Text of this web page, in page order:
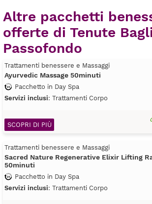
Altre pacchetti
offerte di Tenute
Passofondo
Trattamenti benessere e Massaggi
Ayurvedic Massage 50minuti
Pacchetto in Day Spa
Servizi inclusi: Trattamenti Corpo
SCOPRI DI PIÙ
Trattamenti benessere e Massaggi
Sacred Nature Regenerative Elixir Lifting
50minuti
Pacchetto in Day Spa
Servizi inclusi: Trattamenti Corpo